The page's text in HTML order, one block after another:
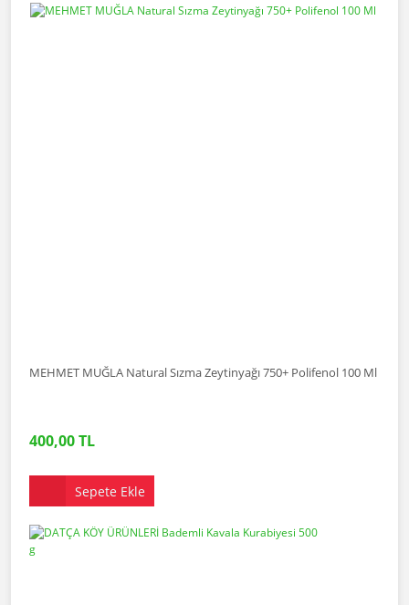
MEHMET MUĞLA Natural Sızma Zeytinyağı 750+ Polifenol 100 Ml
400,00 TL
Sepete Ekle